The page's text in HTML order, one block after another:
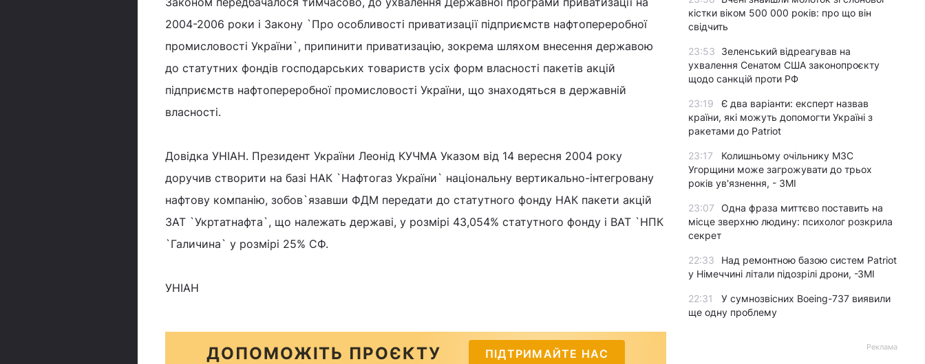
2004-2006 роки і Закону `Про особливості приватизації підприємств нафтопереробної
промисловості України`, припинити приватизацію, зокрема шляхом внесення державою
до статутних фондів господарських товариств усіх форм власності пакетів акцій
підприємств нафтопереробної промисловості України, що знаходяться в державній
власності.
Довідка УНІАН. Президент України Леонід КУЧМА Указом від 14 вересня 2004 року
доручив створити на базі НАК `Нафтогаз України` національну вертикально-інтегровану
нафтову компанію, зобов`язавши ФДМ передати до статутного фонду НАК пакети акцій
ЗАТ `Укртатнафта`, що належать державі, у розмірі 43,054% статутного фонду і ВАТ `НПК
`Галичина` у розмірі 25% СФ.
УНІАН
ДОПОМОЖІТЬ ПРОЄКТУ ПІДТРИМАЙТЕ НАС
кістки віком 500 000 років: про що він
свідчить
23:53
Зеленський відреагував на
ухвалення Сенатом США законопроєкту
щодо санкцій проти РФ
23:19
Є два варіанти: експерт назвав
країни, які можуть допомогти Україні з
ракетами до Patriot
23:17
Колишньому очільнику МЗС
Угорщини може загрожувати до трьох
років ув'язнення, - ЗМІ
23:07
Одна фраза миттєво поставить на
місце зверхню людину: психолог розкрила
секрет
22:33
Над ремонтною базою систем Patriot
у Німеччині літали підозрілі дрони, -ЗМІ
22:31
У сумнозвісних Boeing-737 виявили
ще одну проблему
Реклама